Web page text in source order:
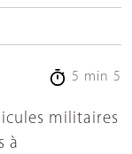
5 min 5
à